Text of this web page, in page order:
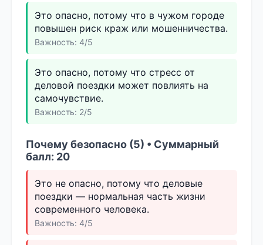
Это опасно, потому что в чужом городе
повышен риск краж или мошенничества.
Важность: 4/5
Это опасно, потому что стресс от
деловой поездки может повлиять на
самочувствие.
Важность: 2/5
Почему безопасно (5) • Суммарный
балл: 20
Это не опасно, потому что деловые
поездки — нормальная часть жизни
современного человека.
Важность: 4/5